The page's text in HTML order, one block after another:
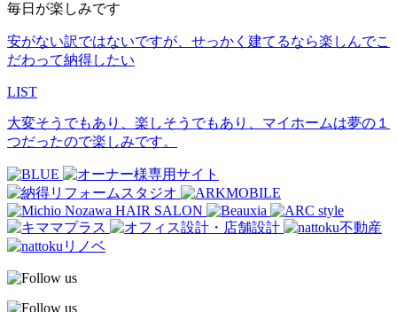
毎日が楽しみです
安がない訳ではないですが、せっかく建てるなら楽しんでこ
だわって納得したい
LIST
大変そうでもあり、楽しそうでもあり、マイホームは夢の１
つだったので楽しみです。